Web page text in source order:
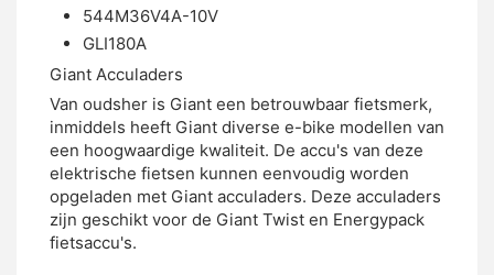
544M36V4A-10V
GLI180A
Giant Acculaders
Van oudsher is Giant een betrouwbaar fietsmerk,
inmiddels heeft Giant diverse e-bike modellen van
een hoogwaardige kwaliteit. De accu's van deze
elektrische fietsen kunnen eenvoudig worden
opgeladen met Giant acculaders. Deze acculaders
zijn geschikt voor de Giant Twist en Energypack
fietsaccu's.